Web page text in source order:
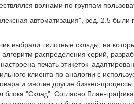
волнами по группам
автоматизация", ред. 2.5 были
выбрали пилотные склады, на
распределения серий,
печать этикеток,
клиента по аналогии с
и многие другие бизнес-
"Склад". Согласно План-